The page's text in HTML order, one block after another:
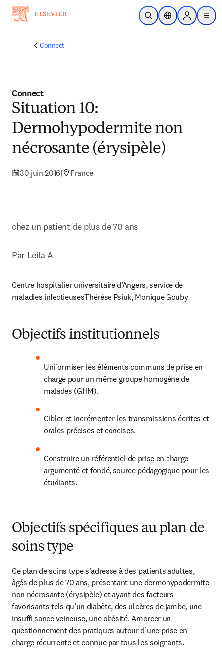
Passer au contenu principal
Ouvrir la recherche
Sélecteur de
Sign in to
menu
Connect
Connect
Situation 10:
Dermohypodermite non
nécrosante (érysipèle)
30 juin 2016| France
Par Leila A
Centre hospitalier universitaire d’Angers, service de
maladies infectieusesThérèse Psiuk, Monique Gouby
Objectifs institutionnels
Uniformiser les éléments communs de prise en
charge pour un même groupe homogène de
malades (GHM).
Cibler et incrémenter les transmissions écrites et
orales précises et concises.
Construire un référentiel de prise en charge
argumenté et fondé, source pédagogique pour les
étudiants.
Objectifs spécifiques au plan de
soins type
Ce plan de soins type s’adresse à des patients adultes,
âgés de plus de 70 ans, présentant une dermohypodermite
non nécrosante (érysipèle) et ayant des facteurs
favorisants tels qu’un diabète, des ulcères de jambe, une
insuffi sance veineuse, une obésité. Amorcer un
questionnement des pratiques autour d’une prise en
charge récurrente et connue par tous les soignants.